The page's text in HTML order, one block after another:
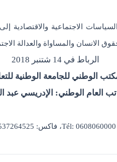
الاجتماعية والاقتصادية
الانسان والمساواة والعدالة
الرباط في14 شتنبر 2018
الوطني للجامعة الوطنية
العام الوطني: الإدريسي عبد
0608060000
Tél:، فاكس: 0537 264525